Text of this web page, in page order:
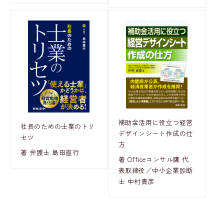
社長のための士業のトリ
セツ
著 弁護士 島田直行
補助金活用に役立つ経営
デザインシート作成の仕
方
著 Officeコンサル鷹 代
表取締役／中小企業診断
士 中村貴彦